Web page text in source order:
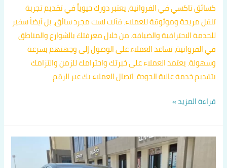
كسائق تاكسي في الفروانية، يعتبر دورك حيوياً في تقديم تجربة
تنقل مريحة وموثوقة للعملاء. فأنت لست مجرد سائق، بل أيضاً سفير
للخدمة الاحترافية والضيافة. من خلال معرفتك بالشوارع والمناطق
في الفروانية، تساعد العملاء على الوصول إلى وجهتهم بسرعة
وسهولة. يعتمد العملاء على خبرتك واحترامك للزمن والتزامك
بتقديم خدمة عالية الجودة. اتصال العملاء بك عبر الرقم
قراءة المزيد »